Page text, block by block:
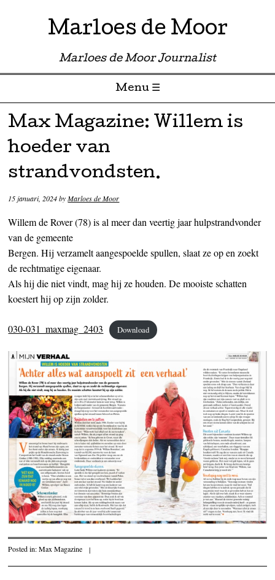
Marloes de Moor
Marloes de Moor Journalist
Menu ☰
Skip to content
Max Magazine: Willem is
hoeder van
strandvondsten.
15 januari, 2024byMarloes de Moor
Willem de Rover (78) is al meer dan veertig jaar hulpstrandvonder
van de gemeente
Bergen. Hij verzamelt aangespoelde spullen, slaat ze op en zoekt
de rechtmatige eigenaar.
Als hij die niet vindt, mag hij ze houden. De mooiste schatten
koestert hij op zijn zolder.
030-031_maxmag_2403 Download
Posted in:Max Magazine |